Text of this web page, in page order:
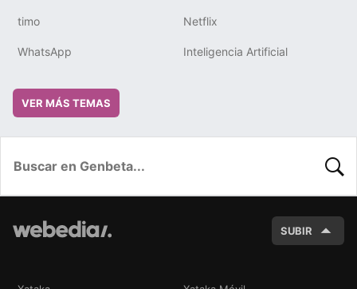
timo Netflix
WhatsApp Inteligencia Artificial
VER MÁS TEMAS
SUBIR